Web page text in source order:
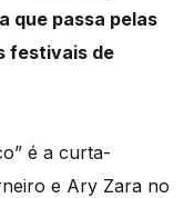
que passa pelas
festivais de
é a curta-
e Ary Zara no